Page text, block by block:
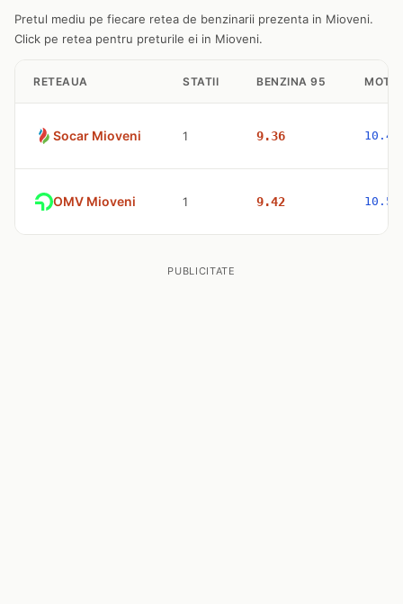
Pretul mediu pe fiecare retea de benzinarii prezenta in Mioveni.
Click pe retea pentru preturile ei in Mioveni.
RETEAUA STATII BENZINA 95
Socar Mioveni 1 9.36 10.47
OMV Mioveni 1 9.42 10.53
PUBLICITATE